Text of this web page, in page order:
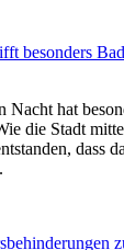
besonders
Nacht hat
die Stadt
dass